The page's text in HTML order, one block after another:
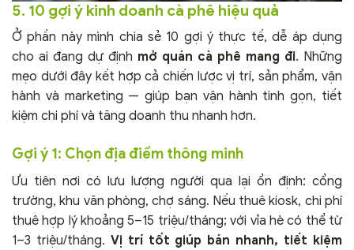
5. 10 gợi ý kinh doanh cà phê hiệu quả
Ở phần này mình chia sẻ 10 gợi ý thực tế, dễ áp dụng
cho ai đang dự định mở quán cà phê mang đi. Những
mẹo dưới đây kết hợp cả chiến lược vị trí, sản phẩm, vận
hành và marketing — giúp bạn vận hành tinh gọn, tiết
kiệm chi phí và tăng doanh thu nhanh hơn.
Gợi ý 1: Chọn địa điểm thông minh
Ưu tiên nơi có lưu lượng người qua lại ổn định: cổng
trường, khu văn phòng, chợ sáng. Nếu thuê kiosk, chi phí
thuê hợp lý khoảng 5–15 triệu/tháng; với vỉa hè có thể từ
1–3 triệu/tháng. Vị trí tốt giúp bán nhanh, tiết kiệm